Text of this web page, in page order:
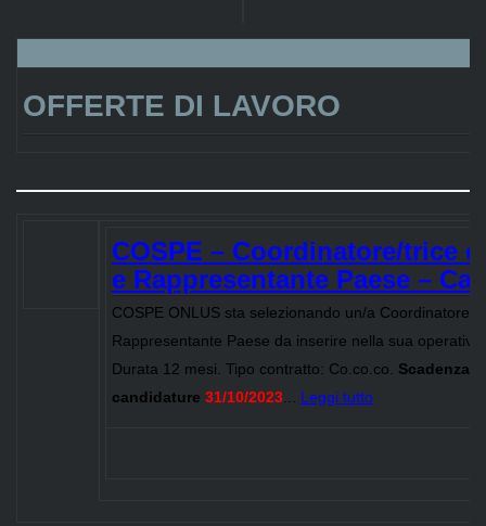
OFFERTE DI LAVORO
COSPE – Coordinatore/trice
e Rappresentante Paese –
COSPE ONLUS sta selezionando un/a Coordinatore/
Rappresentante Paese da inserire nella sua
Durata 12 mesi. Tipo contratto: Co.co.co. Scadenza
candidature 31/10/2023... Leggi tutto